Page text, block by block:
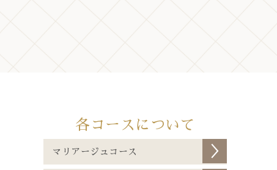
各コースについて
マリアージュコース